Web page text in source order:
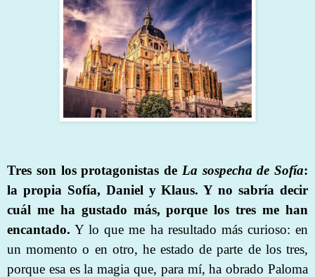
Tres son los protagonistas de La sospecha de Sofía:
la propia Sofía, Daniel y Klaus. Y no sabría decir
cuál me ha gustado más, porque los tres me han
encantado. Y lo que me ha resultado más curioso: en
un momento o en otro, he estado de parte de los tres,
porque esa es la magia que, para mí, ha obrado Paloma